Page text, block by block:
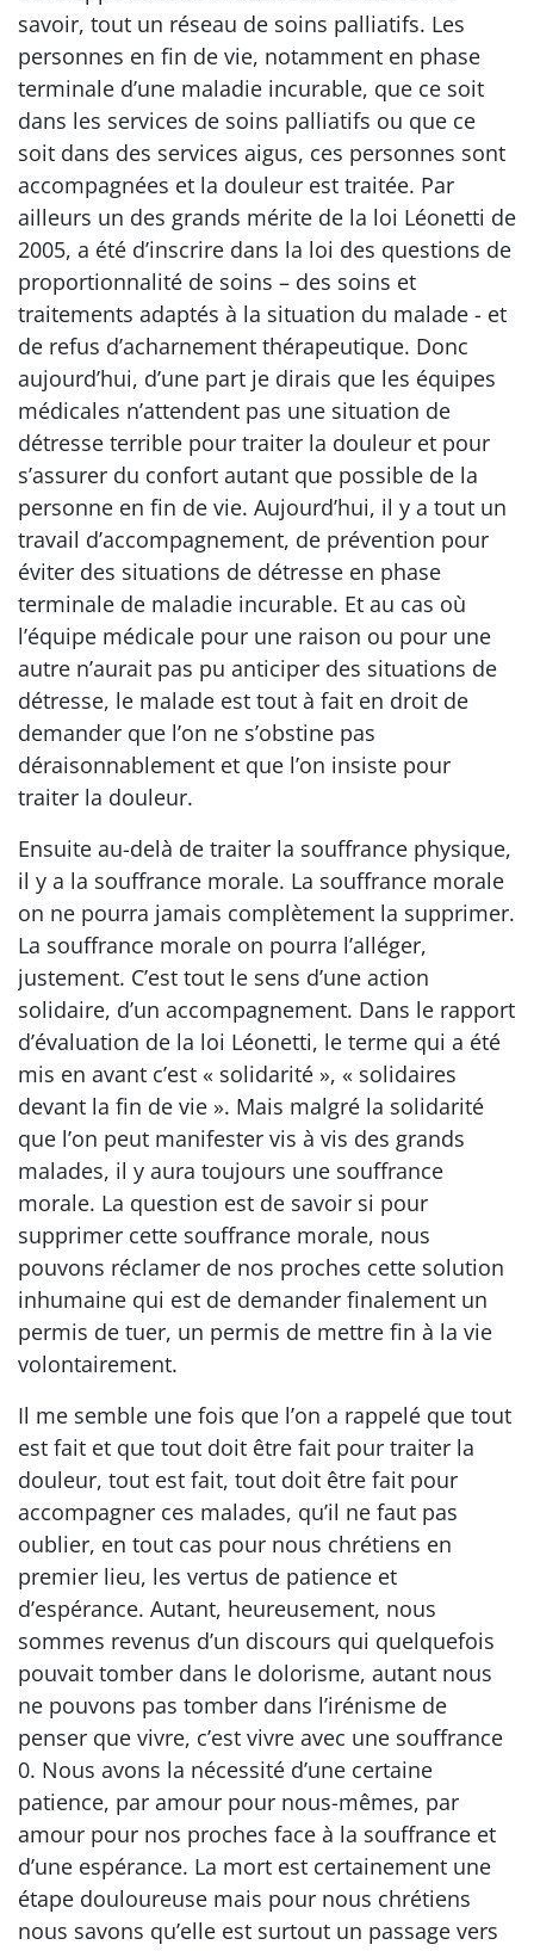
savoir, tout un réseau de soins palliatifs. Les
personnes en fin de vie, notamment en phase
terminale d’une maladie incurable, que ce soit
dans les services de soins palliatifs ou que ce
soit dans des services aigus, ces personnes sont
accompagnées et la douleur est traitée. Par
ailleurs un des grands mérite de la loi Léonetti de
2005, a été d’inscrire dans la loi des questions de
proportionnalité de soins – des soins et
traitements adaptés à la situation du malade - et
de refus d’acharnement thérapeutique. Donc
aujourd’hui, d’une part je dirais que les équipes
médicales n’attendent pas une situation de
détresse terrible pour traiter la douleur et pour
s’assurer du confort autant que possible de la
personne en fin de vie. Aujourd’hui, il y a tout un
travail d’accompagnement, de prévention pour
éviter des situations de détresse en phase
terminale de maladie incurable. Et au cas où
l’équipe médicale pour une raison ou pour une
autre n’aurait pas pu anticiper des situations de
détresse, le malade est tout à fait en droit de
demander que l’on ne s’obstine pas
déraisonnablement et que l’on insiste pour
traiter la douleur.
Ensuite au-delà de traiter la souffrance physique,
il y a la souffrance morale. La souffrance morale
on ne pourra jamais complètement la supprimer.
La souffrance morale on pourra l’alléger,
justement. C’est tout le sens d’une action
solidaire, d’un accompagnement. Dans le rapport
d’évaluation de la loi Léonetti, le terme qui a été
mis en avant c’est « solidarité », « solidaires
devant la fin de vie ». Mais malgré la solidarité
que l’on peut manifester vis à vis des grands
malades, il y aura toujours une souffrance
morale. La question est de savoir si pour
supprimer cette souffrance morale, nous
pouvons réclamer de nos proches cette solution
inhumaine qui est de demander finalement un
permis de tuer, un permis de mettre fin à la vie
volontairement.
Il me semble une fois que l’on a rappelé que tout
est fait et que tout doit être fait pour traiter la
douleur, tout est fait, tout doit être fait pour
accompagner ces malades, qu’il ne faut pas
oublier, en tout cas pour nous chrétiens en
premier lieu, les vertus de patience et
d’espérance. Autant, heureusement, nous
sommes revenus d’un discours qui quelquefois
pouvait tomber dans le dolorisme, autant nous
ne pouvons pas tomber dans l’irénisme de
penser que vivre, c’est vivre avec une souffrance
0. Nous avons la nécessité d’une certaine
patience, par amour pour nous-mêmes, par
amour pour nos proches face à la souffrance et
d’une espérance. La mort est certainement une
étape douloureuse mais pour nous chrétiens
nous savons qu’elle est surtout un passage vers